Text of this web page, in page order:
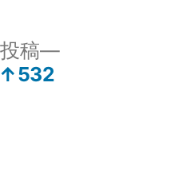
リ
ー:
稿
次